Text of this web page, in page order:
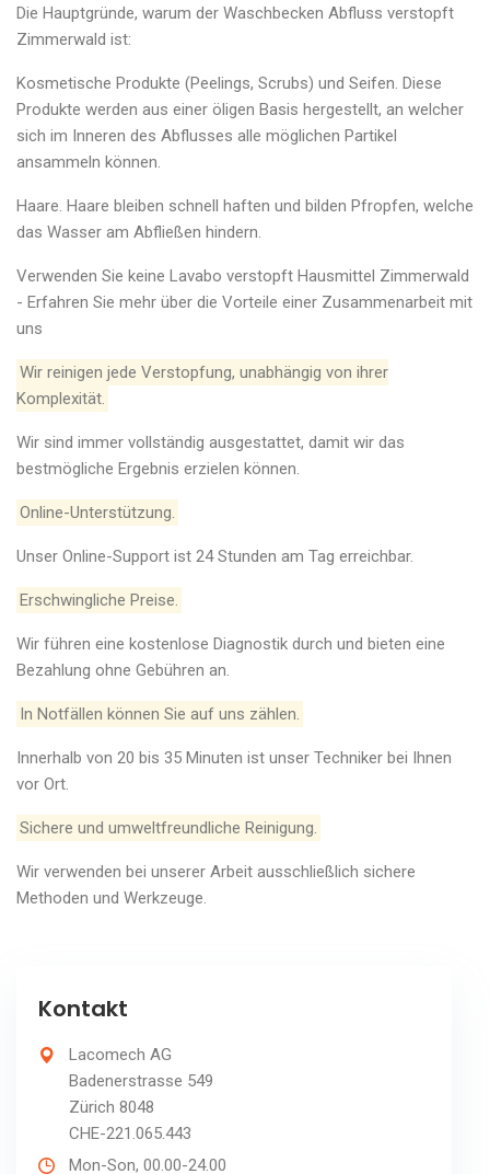
Die Hauptgründe, warum der Waschbecken Abfluss verstopft
Zimmerwald ist:
Kosmetische Produkte (Peelings, Scrubs) und Seifen. Diese
Produkte werden aus einer öligen Basis hergestellt, an welcher
sich im Inneren des Abflusses alle möglichen Partikel
ansammeln können.
Haare. Haare bleiben schnell haften und bilden Pfropfen, welche
das Wasser am Abfließen hindern.
Verwenden Sie keine Lavabo verstopft Hausmittel Zimmerwald
- Erfahren Sie mehr über die Vorteile einer Zusammenarbeit mit
uns
Wir reinigen jede Verstopfung, unabhängig von ihrer
Komplexität.
Wir sind immer vollständig ausgestattet, damit wir das
bestmögliche Ergebnis erzielen können.
Online-Unterstützung.
Unser Online-Support ist 24 Stunden am Tag erreichbar.
Erschwingliche Preise.
Wir führen eine kostenlose Diagnostik durch und bieten eine
Bezahlung ohne Gebühren an.
In Notfällen können Sie auf uns zählen.
Innerhalb von 20 bis 35 Minuten ist unser Techniker bei Ihnen
vor Ort.
Sichere und umweltfreundliche Reinigung.
Wir verwenden bei unserer Arbeit ausschließlich sichere
Methoden und Werkzeuge.
Kontakt
Lacomech AG
Badenerstrasse 549
Zürich 8048
CHE-221.065.443
Mon-Son, 00.00-24.00